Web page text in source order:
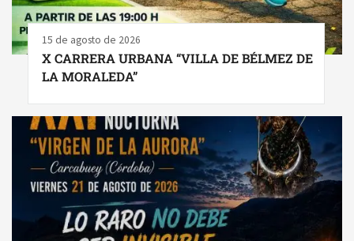
15 de agosto de 2026
X CARRERA URBANA “VILLA DE BÉLMEZ DE
LA MORALEDA”